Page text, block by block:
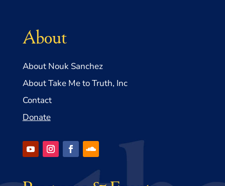
About
About Nouk Sanchez
About Take Me to Truth, Inc
Contact
Donate